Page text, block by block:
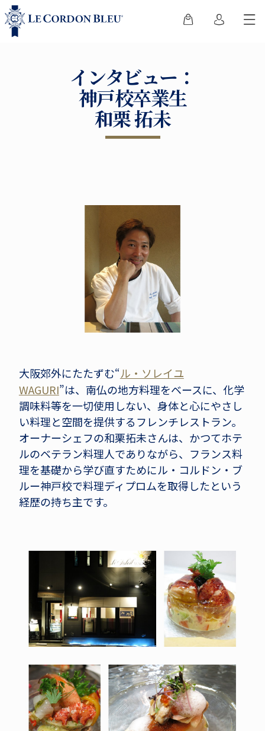
インタビュー：
神戸校卒業生
和栗 拓未
大阪郊外にたたずむ“ル・ソレイユ
WAGURI”は、南仏の地方料理をベースに、化学
調味料等を一切使用しない、身体と心にやさし
い料理と空間を提供するフレンチレストラン。
オーナーシェフの和栗拓未さんは、かつてホテ
ルのベテラン料理人でありながら、フランス料
理を基礎から学び直すためにル・コルドン・ブ
ルー神戸校で料理ディプロムを取得したという
経歴の持ち主です。